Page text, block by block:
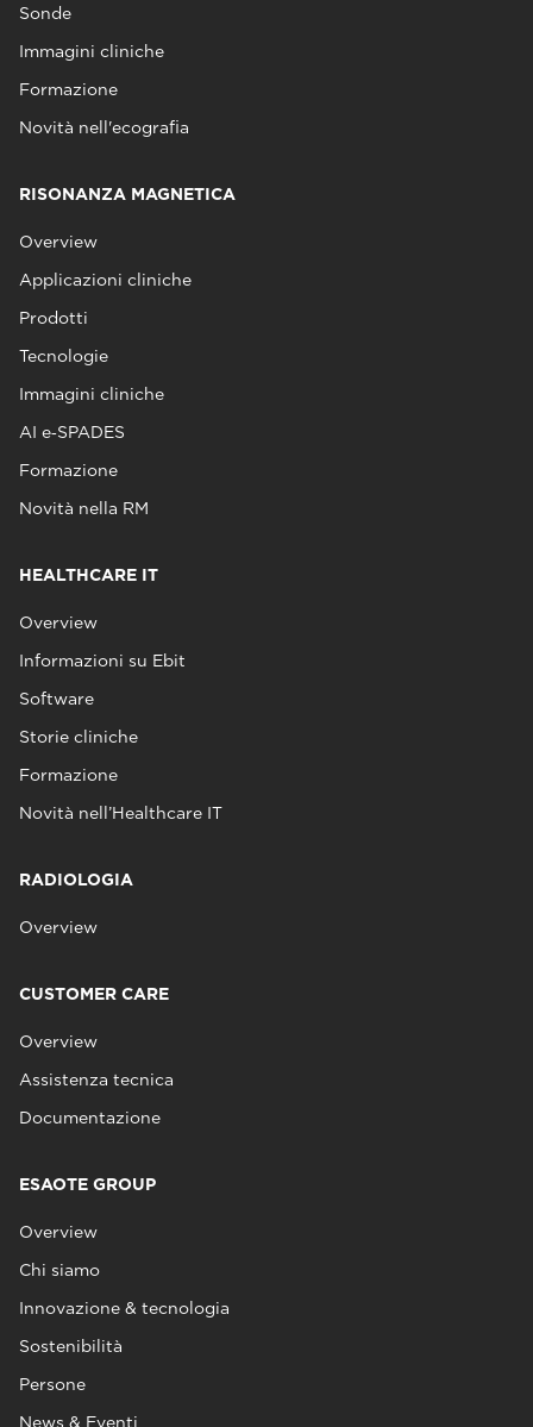
Sonde
Immagini cliniche
Formazione
Novità nell'ecografia
RISONANZA MAGNETICA
Overview
Applicazioni cliniche
Prodotti
Tecnologie
Immagini cliniche
AI e‑SPADES
Formazione
Novità nella RM
HEALTHCARE IT
Overview
Informazioni su Ebit
Software
Storie cliniche
Formazione
Novità nell’Healthcare IT
RADIOLOGIA
Overview
CUSTOMER CARE
Overview
Assistenza tecnica
Documentazione
ESAOTE GROUP
Overview
Chi siamo
Innovazione & tecnologia
Sostenibilità
Persone
News & Eventi